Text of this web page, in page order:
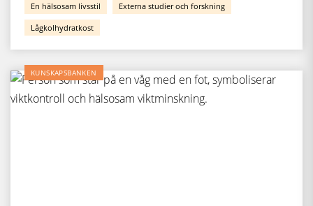
En hälsosam livsstil Externa studier och forskning
Lågkolhydratkost
KUNSKAPSBANKEN